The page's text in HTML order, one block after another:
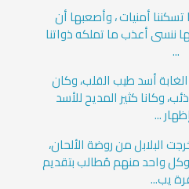
أمنيات ، وأصعبها أن
ننسى أعذب ما تملكه ذواتنا
...
أسد طيب القلب، وكان
وكانا كثير المديح للأسد
...
البلابل من روضة الألحان،
وكل واحد منهم مُطالب بتقديم
يب...